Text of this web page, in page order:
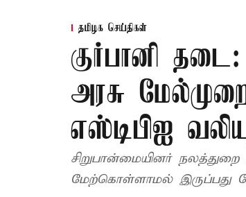
தமிழக செய்திகள்
குர்பானி
அரசு
எஸ்டிபிஐ
சிறுபான்மையினர் நலத்துறை அமைச்சர்
மேற்கொள்ளாமல் இருப்பது